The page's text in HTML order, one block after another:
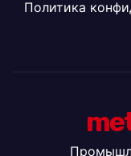
Политика